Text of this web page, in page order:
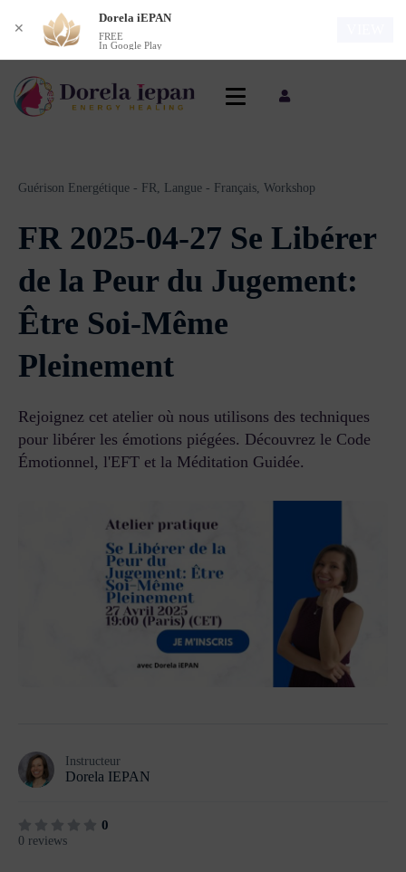
Guérison Energétique - FR, Langue - Français, Workshop
FR 2025-04-27 Se Libérer
de la Peur du Jugement:
Être Soi-Même
Pleinement
Rejoignez cet atelier où nous utilisons des techniques
pour libérer les émotions piégées. Découvrez le Code
Émotionnel, l'EFT et la Méditation Guidée.
Instructeur
Dorela IEPAN
0
0 reviews
✕
Dorela iEPAN
FREE
In Google Play